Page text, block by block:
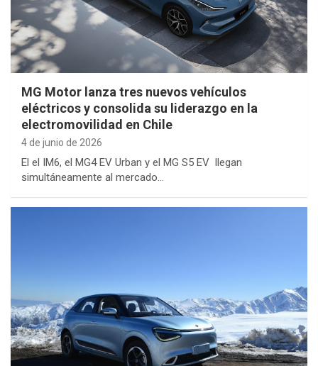
MG Motor lanza tres nuevos vehículos
eléctricos y consolida su liderazgo en la
electromovilidad en Chile
4 de junio de 2026
El el IM6, el MG4 EV Urban y el MG S5 EV llegan
simultáneamente al mercado…